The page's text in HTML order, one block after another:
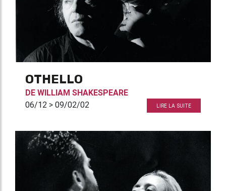
OTHELLO
DE WILLIAM SHAKESPEARE
06/12 > 09/02/02
LIRE LA SUITE